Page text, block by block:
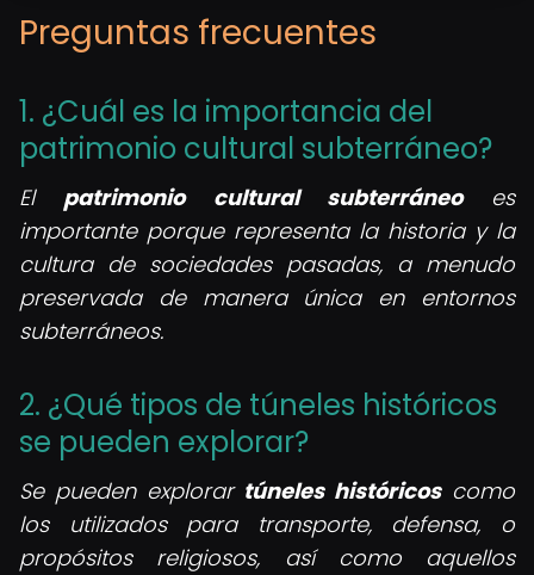
Preguntas frecuentes
1. ¿Cuál es la importancia del
patrimonio cultural subterráneo?
El patrimonio cultural subterráneoes
importante porque representa la historia y la
cultura de sociedades pasadas, a menudo
preservada de manera única en entornos
subterráneos.
2. ¿Qué tipos de túneles históricos
se pueden explorar?
Se pueden explorar túneles históricoscomo
los utilizados para transporte, defensa, o
propósitos religiosos, así como aquellos